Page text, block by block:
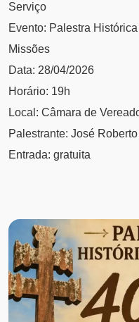
Serviço
Evento: Palestra
Missões
Data: 28/04/2026
Horário: 19h
Local: Câmara de
Palestrante: José
Entrada: gratuita